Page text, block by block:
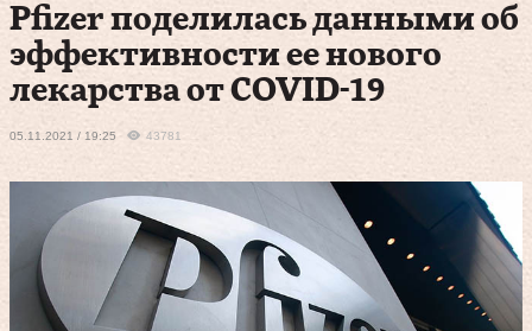
Pfizer поделилась данными об
эффективности ее нового
лекарства от COVID-19
05.11.2021 / 19:25 43781